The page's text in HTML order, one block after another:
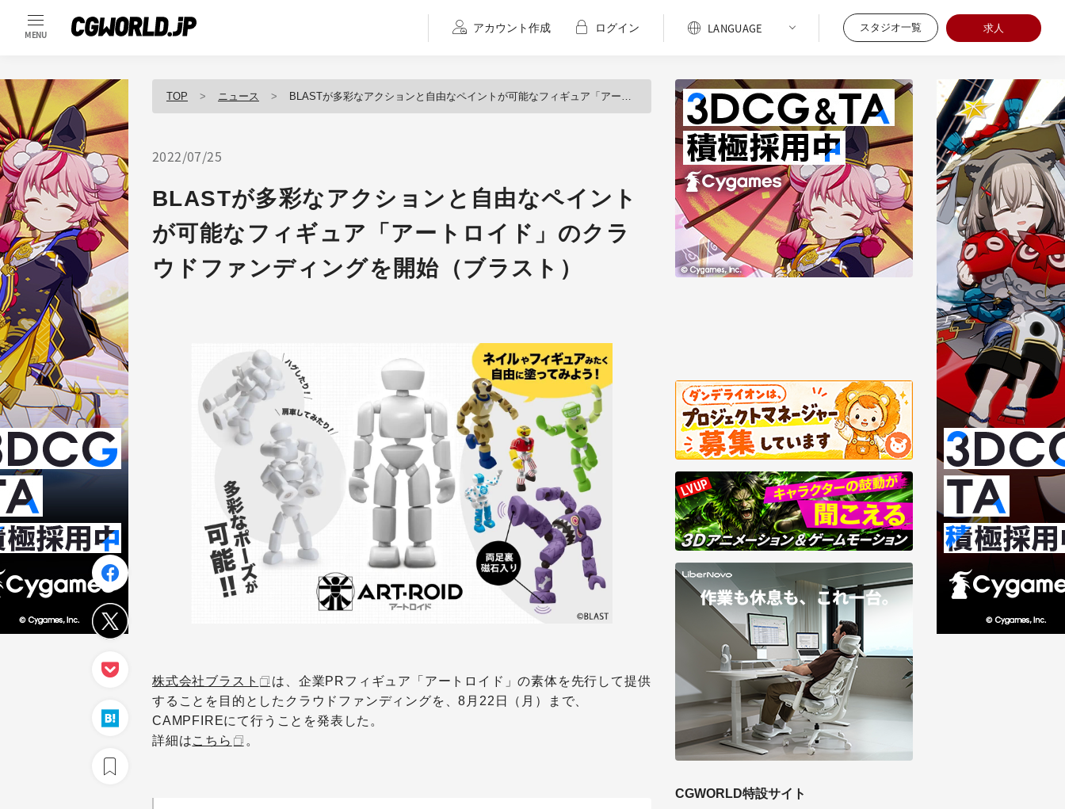
MENU
アカウント作成 ログイン スタジオ一覧 求人
TOP ニュース BLASTが多彩なアクションと自由なペイントが可能なフィギュア「アートロイド」のクラウドファンディングを開始（ブラスト）
2022/07/25
BLASTが多彩なアクションと自由なペイント
が可能なフィギュア「アートロイド」のクラ
ウドファンディングを開始（ブラスト）
株式会社ブラスト
は、企業PRフィギュア「アートロイド」の素体を先行して提供
することを目的としたクラウドファンディングを、8月22日（月）まで、
CAMPFIREにて行うことを発表した。
詳細はこちら 。
CGWORLD特設サイト